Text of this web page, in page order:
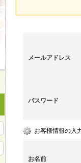
メールアドレス
パスワード
お客様情報の入
お名前